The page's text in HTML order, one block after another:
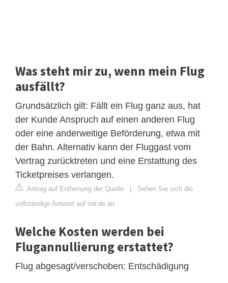
Was steht mir zu, wenn mein Flug
ausfällt?
Grundsätzlich gilt: Fällt ein Flug ganz aus, hat
der Kunde Anspruch auf einen anderen Flug
oder eine anderweitige Beförderung, etwa mit
der Bahn. Alternativ kann der Fluggast vom
Vertrag zurücktreten und eine Erstattung des
Ticketpreises verlangen.
Antrag auf Entfernung der Quelle
Sehen Sie sich die
vollständige Antwort auf ndr.de an
Welche Kosten werden bei
Flugannullierung erstattet?
Flug abgesagt/verschoben: Entschädigung